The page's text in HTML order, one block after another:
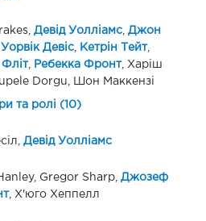
Девід Уолліамс, Джон
Уорвік Девіс, Кетрін Тейт,
, Ребекка Фронт, Харіш
Dorgu, Шон Маккензі
та ролі (10)
Девід Уолліамс
Gregor Sharp, Джозеф
, Х'юго Хеппелл